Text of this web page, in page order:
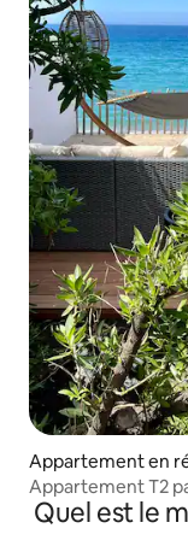
Appartement en
Appartement T2
Quel est le